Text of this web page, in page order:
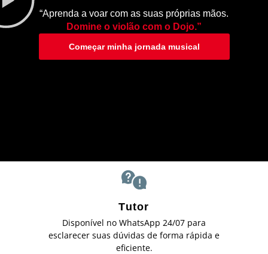
“Aprenda a voar com as suas próprias mãos.
Domine o violão com o Dojo.”
Começar minha jornada musical
Tutor
Disponível no WhatsApp 24/07 para
esclarecer suas dúvidas de forma rápida e
eficiente.